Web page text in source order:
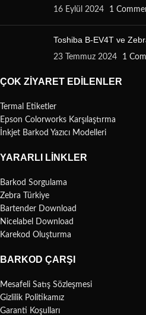
16 Eylül 2024 1
Toshiba B-EV4T ve
23 Temmuz 2024 1
ÇOK ZIYARET EDILENLER
Termal Etiketler
Epson Colorworks Karşılaştırma
İnkjet Barkod Yazıcı Modelleri
YARARLI LINKLER
Barkod Sorgulama
Zebra Türkiye
Bartender Download
Nicelabel Download
Karekod Oluşturma
BARKOD ÇARŞI
Mesafeli Satış Sözleşmesi
Gizlilik Politikamız
Garanti Koşulları